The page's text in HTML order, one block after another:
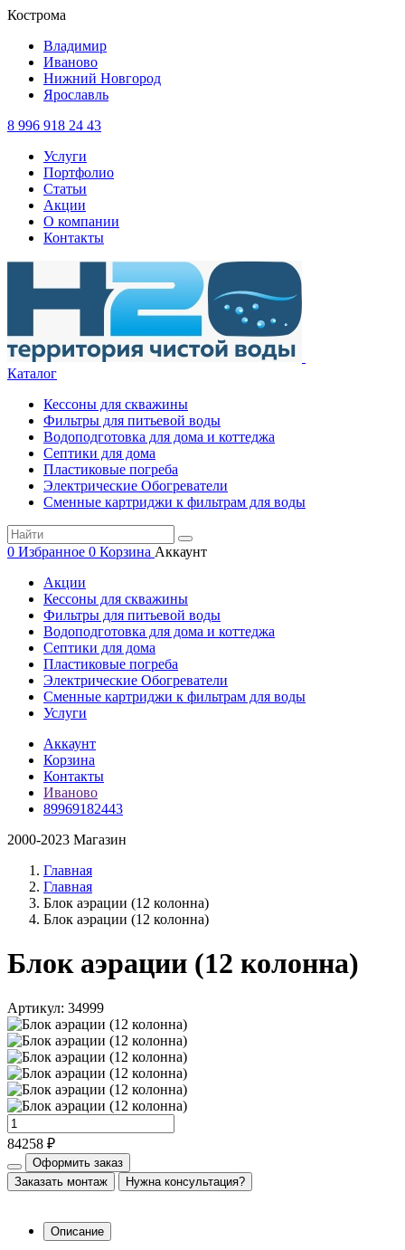
Кострома
Владимир
Иваново
Нижний Новгород
Ярославль
8 996 918 24 43
Услуги
Портфолио
Статьи
Акции
О компании
Контакты
Каталог
Кессоны для скважины
Фильтры для питьевой воды
Водоподготовка для дома и коттеджа
Септики для дома
Пластиковые погреба
Электрические Обогреватели
Сменные картриджи к фильтрам для воды
0 Избранное 0 Корзина Аккаунт
Акции
Кессоны для скважины
Фильтры для питьевой воды
Водоподготовка для дома и коттеджа
Септики для дома
Пластиковые погреба
Электрические Обогреватели
Сменные картриджи к фильтрам для воды
Услуги
Аккаунт
Корзина
Контакты
Иваново
89969182443
2000-2023 Магазин
Главная
Главная
Блок аэрации (12 колонна)
Блок аэрации (12 колонна)
Блок аэрации (12 колонна)
Артикул: 34999
84258 ₽
Оформить заказ
Заказать монтаж
Нужна консультация?
Описание